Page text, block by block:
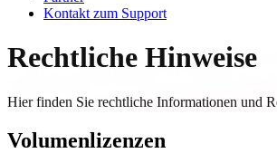
Kontakt zum Support
Rechtliche Hinweise
Hier finden Sie rechtliche Informationen und
Volumenlizenzen